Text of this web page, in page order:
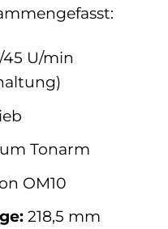
U/min
Tonarm
OM10
218,5 mm